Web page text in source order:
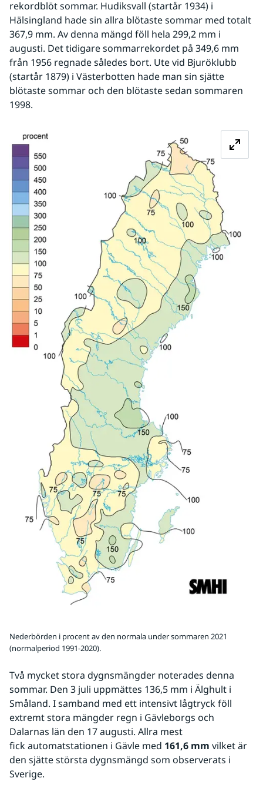
rekordblöt sommar. Hudiksvall (startår 1934) i
Hälsingland hade sin allra blötaste sommar med totalt
367,9 mm. Av denna mängd föll hela 299,2 mm i
augusti. Det tidigare sommarrekordet på 349,6 mm
från 1956 regnade således bort. Ute vid Bjuröklubb
(startår 1879) i Västerbotten hade man sin sjätte
blötaste sommar och den blötaste sedan sommaren
1998.
Nederbörden i procent av den normala under sommaren 2021
(normalperiod 1991-2020).
Två mycket stora dygnsmängder noterades denna
sommar. Den 3 juli uppmättes 136,5 mm i Älghult i
Småland. I samband med ett intensivt lågtryck föll
extremt stora mängder regn i Gävleborgs och
Dalarnas län den 17 augusti. Allra mest
fick automatstationen i Gävle med 161,6 mm vilket är
den sjätte största dygnsmängd som observerats i
Sverige.